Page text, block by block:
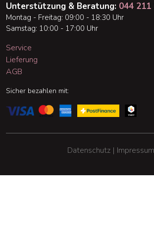
Unterstützung & Beratung: 044 211
Montag - Freitag: 09:00 - 18:30 Uhr
Samstag: 10:00 - 17:00 Uhr
Service
Lieferung
AGB
Sicher bezahlen mit:
Datenschutz | Impressum